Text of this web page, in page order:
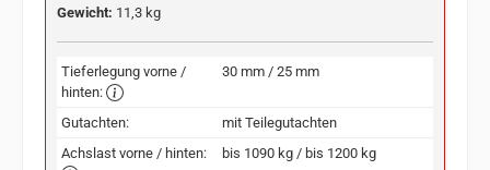
Gewicht: 11,3 kg
Tieferlegung vorne /
hinten:
30 mm / 25 mm
Gutachten:
mit Teilegutachten
Achslast vorne / hinten:
bis 1090 kg / bis 1200 kg